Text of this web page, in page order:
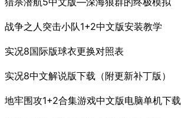
战争之人突击小队1+2中文版安装教学
实况8国际版球衣更换对照表
实况8中文解说版下载（附更新补丁版）
地牢围攻1+2合集游戏中文版电脑单机下载